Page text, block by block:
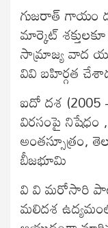
గుజరాత్ గాయం
మార్కెట్
సామ్రాజ్య వాద
వివి బహిర్గత
ఐదో దశ (2005
విరసంపై నిషేధం
అంతస్సూత్రం,
బీజభూమి
వి వి మరోసారి
మలిదశ